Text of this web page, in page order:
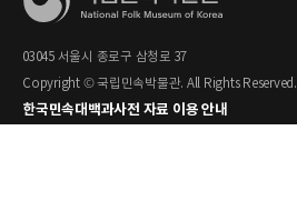
03045 서울시 종로구 삼청로 37
Copyright © 국립민속박물관. All Rights Reserved.
한국민속대백과사전 자료 이용 안내